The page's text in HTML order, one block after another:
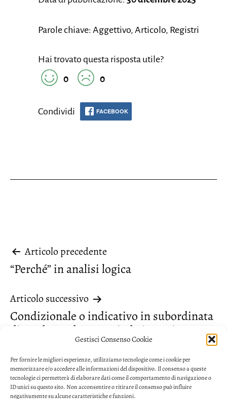
Gestisci Consenso Cookie
Per fornire le migliori esperienze, utilizziamo tecnologie come i cookie per
memorizzare e/o accedere alle informazioni del dispositivo. Il consenso a queste
tecnologie ci permetterà di elaborare dati come il comportamento di navigazione o
ID unici su questo sito. Non acconsentire o ritirare il consenso può influire
negativamente su alcune caratteristiche e funzioni.
Parole chiave: Aggettivo, Articolo, Registri
Hai trovato questa risposta utile?
0
0
Condividi FACEBOOK
Navigazione
articoli
Articolo precedente
“Perché” in analisi logica
Articolo successivo
Condizionale o indicativo in subordinata
dipendente da un periodo ipotetico